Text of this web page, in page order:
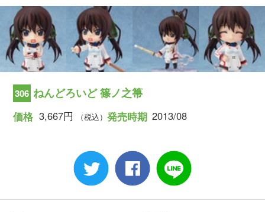
306 ねんどろいど 篠ノ之箒
価格 3,667円 （税込） 発売時期 2013/08